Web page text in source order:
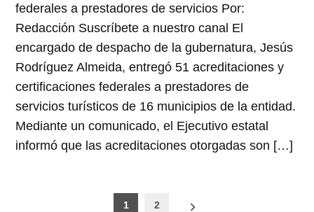
federales a prestadores de servicios Por:
Redacción Suscríbete a nuestro canal El
encargado de despacho de la gubernatura, Jesús
Rodríguez Almeida, entregó 51 acreditaciones y
certificaciones federales a prestadores de
servicios turísticos de 16 municipios de la entidad.
Mediante un comunicado, el Ejecutivo estatal
informó que las acreditaciones otorgadas son […]
1 2